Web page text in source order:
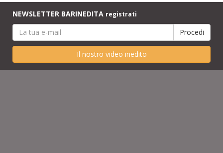
NEWSLETTER BARINEDITA registrati
Il nostro video inedito